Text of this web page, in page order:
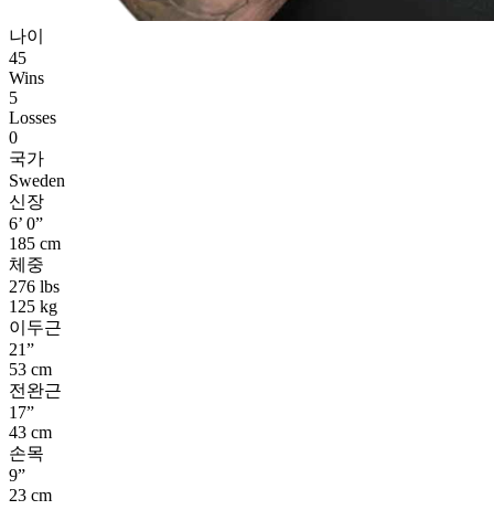
나이
45
Wins
5
Losses
0
국가
Sweden
신장
6’ 0”
185 cm
체중
276 lbs
125 kg
이두근
21”
53 cm
전완근
17”
43 cm
손목
9”
23 cm